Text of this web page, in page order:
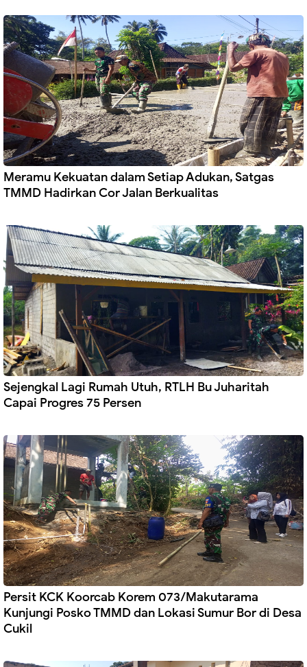
Meramu Kekuatan dalam Setiap Adukan, Satgas
TMMD Hadirkan Cor Jalan Berkualitas
Sejengkal Lagi Rumah Utuh, RTLH Bu Juharitah
Capai Progres 75 Persen
Persit KCK Koorcab Korem 073/Makutarama
Kunjungi Posko TMMD dan Lokasi Sumur Bor di Desa
Cukil